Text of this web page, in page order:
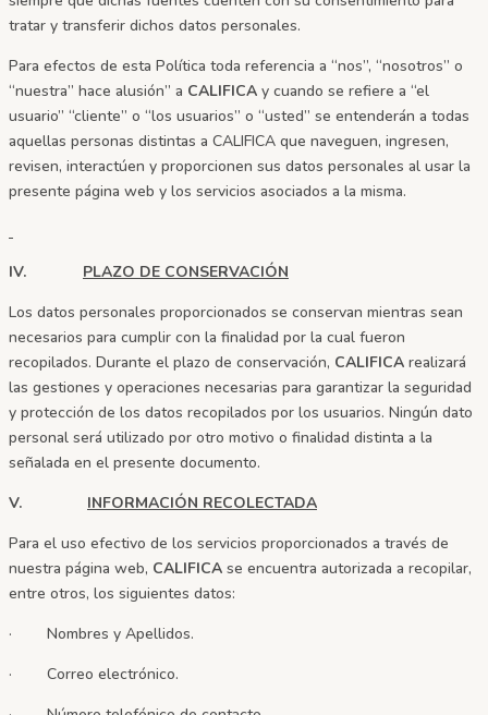
tratar y transferir dichos datos personales.
Para efectos de esta Política toda referencia a “nos”, “nosotros” o
“nuestra” hace alusión” a CALIFICA y cuando se refiere a “el
usuario” “cliente” o “los usuarios” o “usted” se entenderán a todas
aquellas personas distintas a CALIFICA que naveguen, ingresen,
revisen, interactúen y proporcionen sus datos personales al usar la
presente página web y los servicios asociados a la misma.
IV. PLAZO DE CONSERVACIÓN
Los datos personales proporcionados se conservan mientras sean
necesarios para cumplir con la finalidad por la cual fueron
recopilados. Durante el plazo de conservación, CALIFICA realizará
las gestiones y operaciones necesarias para garantizar la seguridad
y protección de los datos recopilados por los usuarios. Ningún dato
personal será utilizado por otro motivo o finalidad distinta a la
señalada en el presente documento.
V. INFORMACIÓN RECOLECTADA
Para el uso efectivo de los servicios proporcionados a través de
nuestra página web, CALIFICA se encuentra autorizada a recopilar,
entre otros, los siguientes datos:
· Nombres y Apellidos.
· Correo electrónico.